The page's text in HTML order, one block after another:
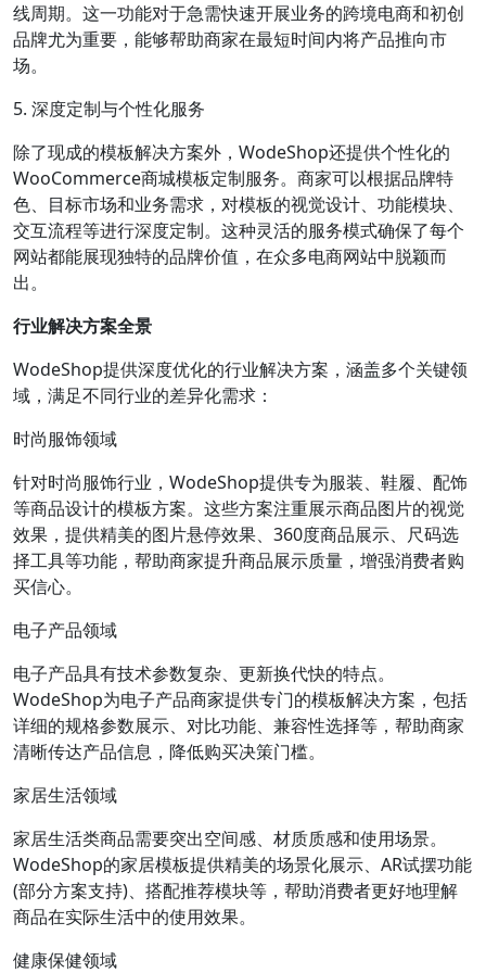
线周期。这一功能对于急需快速开展业务的跨境电商和初创
品牌尤为重要，能够帮助商家在最短时间内将产品推向市
场。
5. 深度定制与个性化服务
除了现成的模板解决方案外，WodeShop还提供个性化的
WooCommerce商城模板定制服务。商家可以根据品牌特
色、目标市场和业务需求，对模板的视觉设计、功能模块、
交互流程等进行深度定制。这种灵活的服务模式确保了每个
网站都能展现独特的品牌价值，在众多电商网站中脱颖而
出。
行业解决方案全景
WodeShop提供深度优化的行业解决方案，涵盖多个关键领
域，满足不同行业的差异化需求：
时尚服饰领域
针对时尚服饰行业，WodeShop提供专为服装、鞋履、配饰
等商品设计的模板方案。这些方案注重展示商品图片的视觉
效果，提供精美的图片悬停效果、360度商品展示、尺码选
择工具等功能，帮助商家提升商品展示质量，增强消费者购
买信心。
电子产品领域
电子产品具有技术参数复杂、更新换代快的特点。
WodeShop为电子产品商家提供专门的模板解决方案，包括
详细的规格参数展示、对比功能、兼容性选择等，帮助商家
清晰传达产品信息，降低购买决策门槛。
家居生活领域
家居生活类商品需要突出空间感、材质质感和使用场景。
WodeShop的家居模板提供精美的场景化展示、AR试摆功能
(部分方案支持)、搭配推荐模块等，帮助消费者更好地理解
商品在实际生活中的使用效果。
健康保健领域